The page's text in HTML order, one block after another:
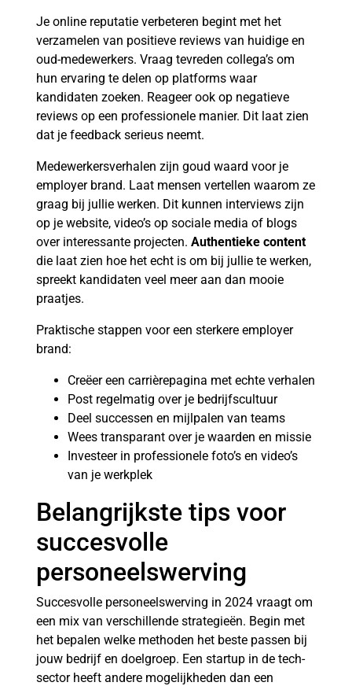
Je online reputatie verbeteren begint met het
verzamelen van positieve reviews van huidige en
oud-medewerkers. Vraag tevreden collega’s om
hun ervaring te delen op platforms waar
kandidaten zoeken. Reageer ook op negatieve
reviews op een professionele manier. Dit laat zien
dat je feedback serieus neemt.
Medewerkersverhalen zijn goud waard voor je
employer brand. Laat mensen vertellen waarom ze
graag bij jullie werken. Dit kunnen interviews zijn
op je website, video’s op sociale media of blogs
over interessante projecten. Authentieke content
die laat zien hoe het echt is om bij jullie te werken,
spreekt kandidaten veel meer aan dan mooie
praatjes.
Praktische stappen voor een sterkere employer
brand:
Creëer een carrièrepagina met echte verhalen
Post regelmatig over je bedrijfscultuur
Deel successen en mijlpalen van teams
Wees transparant over je waarden en missie
Investeer in professionele foto’s en video’s
van je werkplek
Belangrijkste tips voor
succesvolle
personeelswerving
Succesvolle personeelswerving in 2024 vraagt om
een mix van verschillende strategieën. Begin met
het bepalen welke methoden het beste passen bij
jouw bedrijf en doelgroep. Een startup in de tech-
sector heeft andere mogelijkheden dan een